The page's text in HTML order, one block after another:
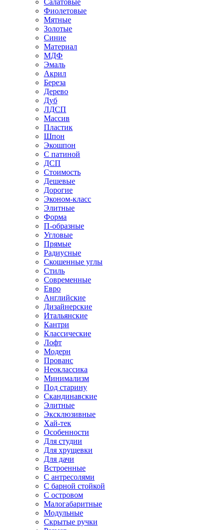
Салатовые
Фиолетовые
Мятные
Золотые
Синие
Материал
МДФ
Эмаль
Акрил
Береза
Дерево
Дуб
ЛДСП
Массив
Пластик
Шпон
Экошпон
С патиной
ДСП
Стоимость
Дешевые
Дорогие
Эконом-класс
Элитные
Форма
П-образные
Угловые
Прямые
Радиусные
Скошенные углы
Стиль
Современные
Евро
Английские
Дизайнерские
Итальянские
Кантри
Классические
Лофт
Модерн
Прованс
Неоклассика
Минимализм
Под старину
Скандинавские
Элитные
Эксклюзивные
Хай-тек
Особенности
Для студии
Для хрущевки
Для дачи
Встроенные
С антресолями
С барной стойкой
С островом
Малогабаритные
Модульные
Скрытые ручки